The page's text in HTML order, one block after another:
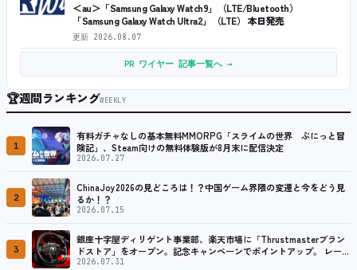
＜au＞「Samsung Galaxy Watch9」（LTE/Bluetooth）
「Samsung Galaxy Watch Ultra2」（LTE） 本日発売
更新 2026.08.07
PR ワイヤー 記事一覧へ →
🏆週間ランキングWEEKLY
1
有料ガチャなしの基本無料MMORPG「スライムの世界 ぷにっと冒
険記」、Steam向けの無料体験版が8月末に配信決定
2026.07.27
2
ChinaJoy2026の見どころは！？中国ゲーム界隈の変遷と今をどう見
るか！？
2026.07.15
3
銀座十字屋ディリゲント事業部、楽天市場に「Thrustmasterブラン
ドストア」をオープン。記念キャンペーンでポイントアップ。 レーシ
ング／フライトシム向けコントローラーを中心に、幅広くラインナッ
2026.07.31